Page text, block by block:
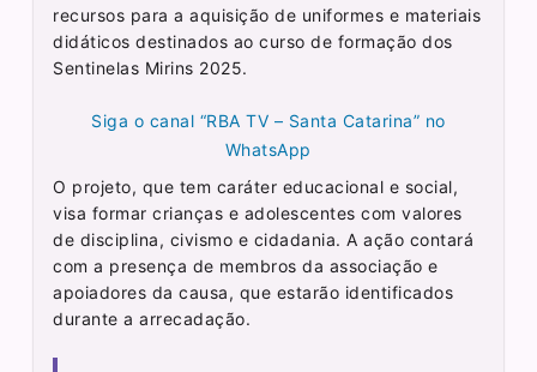
recursos para a aquisição de uniformes e materiais
didáticos destinados ao curso de formação dos
Sentinelas Mirins 2025.
Siga o canal “RBA TV – Santa Catarina” no
WhatsApp
O projeto, que tem caráter educacional e social,
visa formar crianças e adolescentes com valores
de disciplina, civismo e cidadania. A ação contará
com a presença de membros da associação e
apoiadores da causa, que estarão identificados
durante a arrecadação.